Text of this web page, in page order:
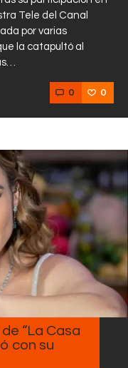
Tele del Canal
por varias
la catapultó al
0 0
“La Casa
con su